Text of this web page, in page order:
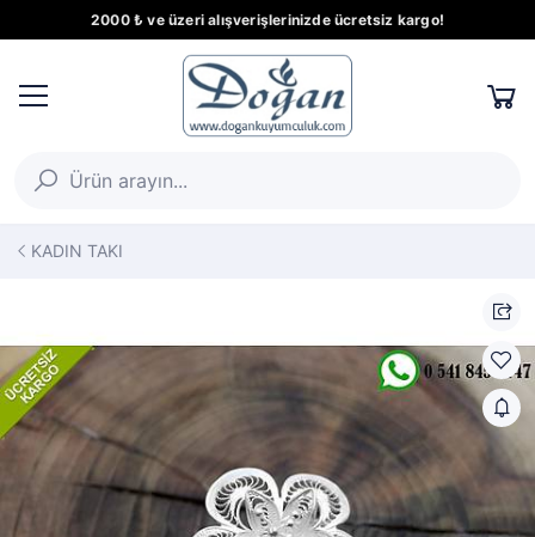
2000 ₺ ve üzeri alışverişlerinizde ücretsiz kargo!
KADIN TAKI